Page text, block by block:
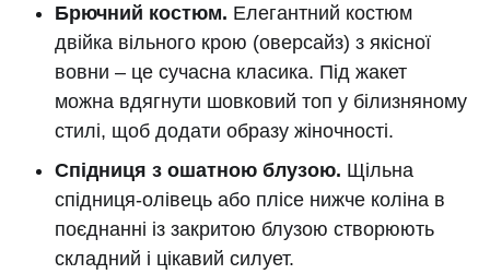
Брючний костюм. Елегантний костюм
двійка вільного крою (оверсайз) з якісної
вовни – це сучасна класика. Під жакет
можна вдягнути шовковий топ у білизняному
стилі, щоб додати образу жіночності.
Спідниця з ошатною блузою. Щільна
спідниця-олівець або плісе нижче коліна в
поєднанні із закритою блузою створюють
складний і цікавий силует.